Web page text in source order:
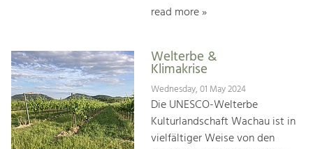
read more »
Welterbe &
Klimakrise
Wednesday, 01 May 2024
Die UNESCO-Welterbe
Kulturlandschaft Wachau ist in
vielfältiger Weise von den